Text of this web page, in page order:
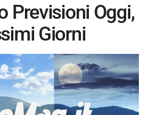
Previsioni Oggi,
Giorni